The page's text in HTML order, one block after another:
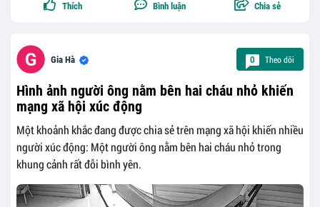
Thích Bình luận Chia sẻ
Gia Hà 0 Theo dõi
Hình ảnh người ông nằm bên hai cháu nhỏ khiến
mạng xã hội xúc động
Một khoảnh khắc đang được chia sẻ trên mạng xã hội khiến nhiều
người xúc động: Một người ông nằm bên hai cháu nhỏ trong
khung cảnh rất đỗi bình yên.